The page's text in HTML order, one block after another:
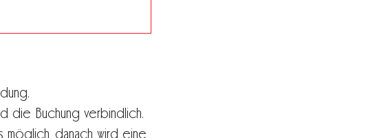
die Buchung verbindlich.
möglich, danach wird eine